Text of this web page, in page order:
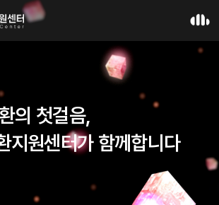
의 첫걸음,
지원센터가 함께합니다